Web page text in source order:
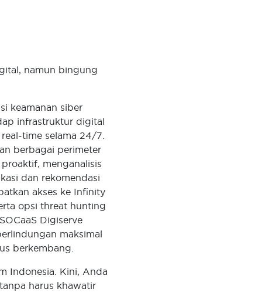
namun bingung
keamanan siber
infrastruktur digital
time selama 24/7.
berbagai perimeter
menganalisis
dan rekomendasi
akses ke Infinity
opsi threat hunting
Digiserve
maksimal
berkembang.
Indonesia. Kini, Anda
harus khawatir